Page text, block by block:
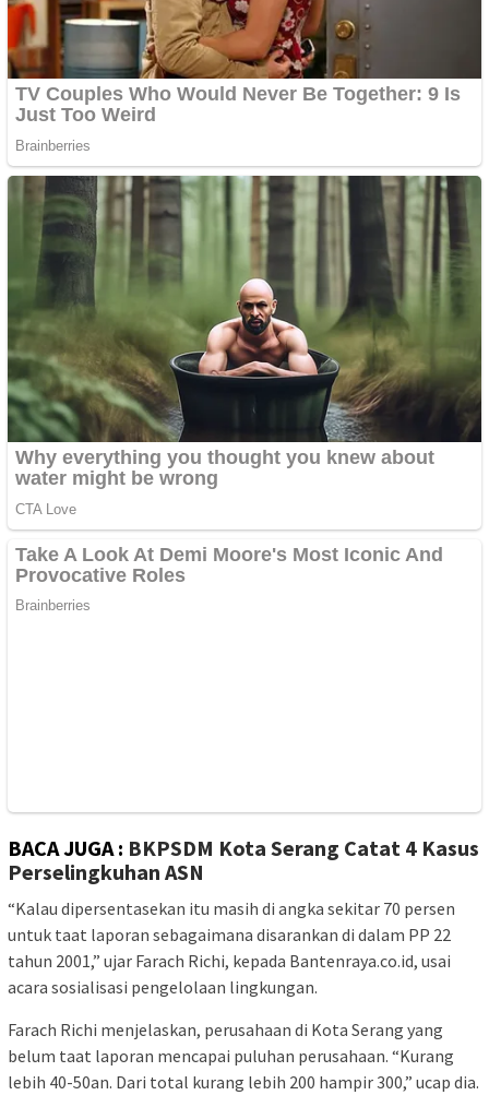
BACA JUGA : BKPSDM Kota Serang Catat 4 Kasus
Perselingkuhan ASN
“Kalau dipersentasekan itu masih di angka sekitar 70 persen
untuk taat laporan sebagaimana disarankan di dalam PP 22
tahun 2001,” ujar Farach Richi, kepada Bantenraya.co.id, usai
acara sosialisasi pengelolaan lingkungan.
Farach Richi menjelaskan, perusahaan di Kota Serang yang
belum taat laporan mencapai puluhan perusahaan. “Kurang
lebih 40-50an. Dari total kurang lebih 200 hampir 300,” ucap dia.